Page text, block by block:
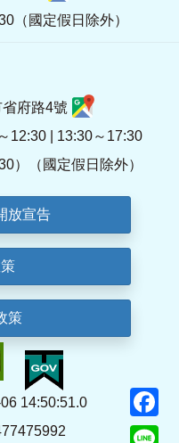
（國定假日除外）
府路4號
12:30 | 13:30～17:30
）（國定假日除外）
放宣告
策
14:50:51.0